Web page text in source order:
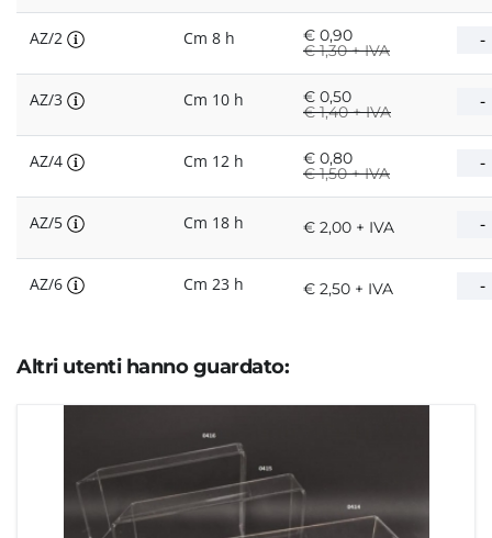
AZ/2 Cm 8 h € 0,90
€1,30 + IVA
AZ/3 Cm 10 h € 0,50
€1,40 + IVA
AZ/4 Cm 12 h € 0,80
€1,50 + IVA
AZ/5 Cm 18 h € 2,00 + IVA
AZ/6 Cm 23 h € 2,50 + IVA
Altri utenti hanno guardato: